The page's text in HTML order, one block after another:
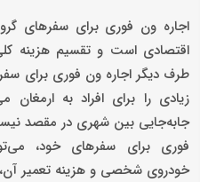
اجاره ون فوری برای سفرهای
اقتصادی است و تقسیم هزینه
طرف دیگر اجاره ون فوری برای
زیادی را برای افراد به
جابه‌جایی بین شهری در مقصد
فوری برای سفرهای خود،
خودروی شخصی و هزینه تعمیر آن،